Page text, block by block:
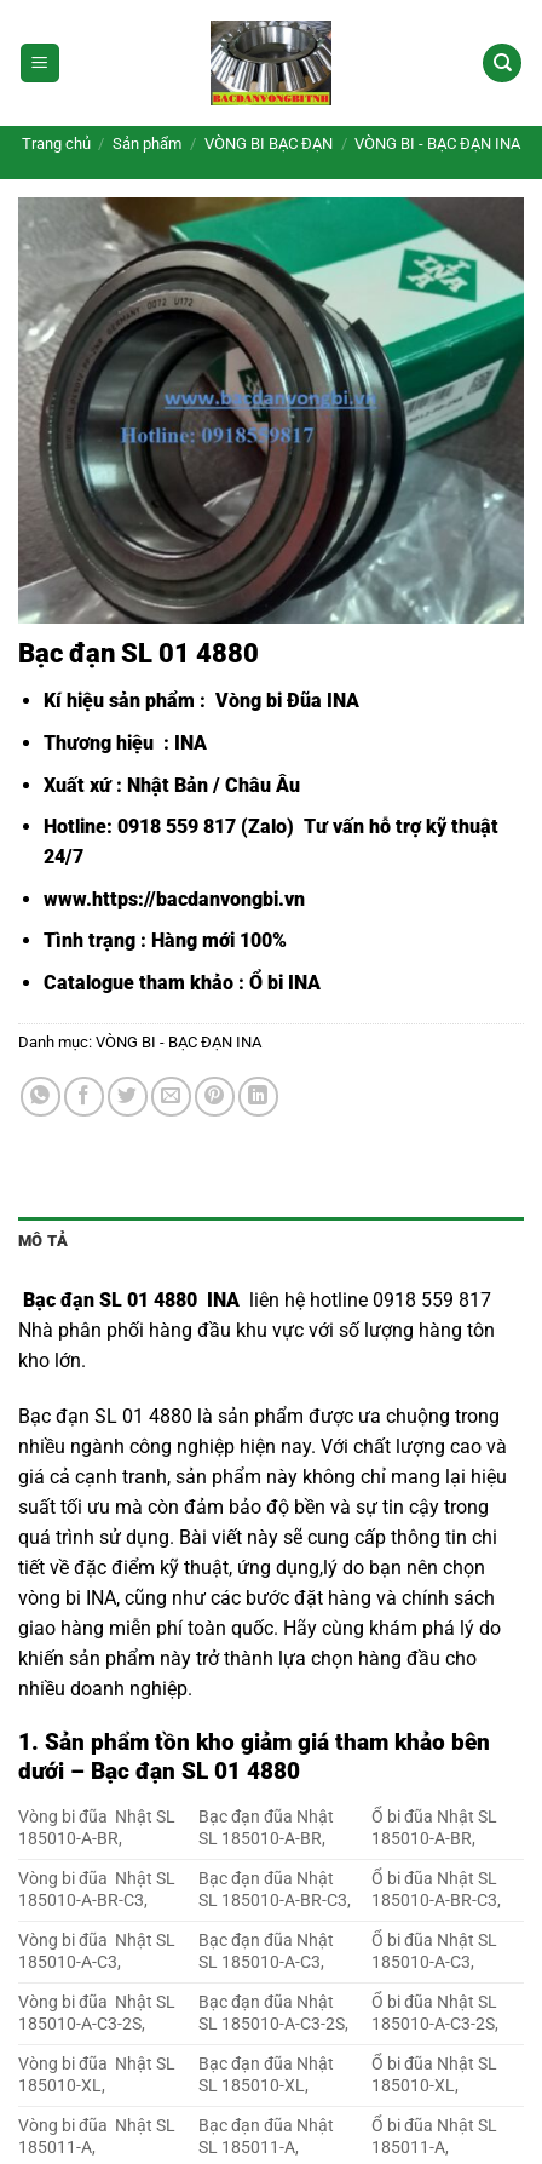
qua
nội
Trang chủ / Sản phẩm / VÒNG BI BẠC ĐẠN / VÒNG BI - BẠC ĐẠN INA
Bạc đạn SL 01 4880
Kí hiệu sản phẩm : Vòng bi Đũa INA
Thương hiệu : INA
Xuất xứ : Nhật Bản / Châu Âu
Hotline: 0918 559 817 (Zalo) Tư vấn hỗ trợ kỹ thuật
24/7
www.https://bacdanvongbi.vn
Tình trạng : Hàng mới 100%
Catalogue tham khảo : Ổ bi INA
Danh mục: VÒNG BI - BẠC ĐẠN INA
MÔ TẢ
Bạc đạn SL 01 4880 INA liên hệ hotline 0918 559 817
Nhà phân phối hàng đầu khu vực với số lượng hàng tôn
kho lớn.
Bạc đạn SL 01 4880 là sản phẩm được ưa chuộng trong
nhiều ngành công nghiệp hiện nay. Với chất lượng cao và
giá cả cạnh tranh, sản phẩm này không chỉ mang lại hiệu
suất tối ưu mà còn đảm bảo độ bền và sự tin cậy trong
quá trình sử dụng. Bài viết này sẽ cung cấp thông tin chi
tiết về đặc điểm kỹ thuật, ứng dụng,lý do bạn nên chọn
vòng bi INA, cũng như các bước đặt hàng và chính sách
giao hàng miễn phí toàn quốc. Hãy cùng khám phá lý do
khiến sản phẩm này trở thành lựa chọn hàng đầu cho
nhiều doanh nghiệp.
1. Sản phẩm tồn kho giảm giá tham khảo bên
dưới – Bạc đạn SL 01 4880
Vòng bi đũa Nhật SL
185010-A-BR,
Bạc đạn đũa Nhật
SL 185010-A-BR,
Ổ bi đũa Nhật SL
185010-A-BR,
Vòng bi đũa Nhật SL
185010-A-BR-C3,
Bạc đạn đũa Nhật
SL 185010-A-BR-C3,
Ổ bi đũa Nhật SL
185010-A-BR-C3,
Vòng bi đũa Nhật SL
185010-A-C3,
Bạc đạn đũa Nhật
SL 185010-A-C3,
Ổ bi đũa Nhật SL
185010-A-C3,
Vòng bi đũa Nhật SL
185010-A-C3-2S,
Bạc đạn đũa Nhật
SL 185010-A-C3-2S,
Ổ bi đũa Nhật SL
185010-A-C3-2S,
Vòng bi đũa Nhật SL
185010-XL,
Bạc đạn đũa Nhật
SL 185010-XL,
Ổ bi đũa Nhật SL
185010-XL,
Vòng bi đũa Nhật SL
185011-A,
Bạc đạn đũa Nhật
SL 185011-A,
Ổ bi đũa Nhật SL
185011-A,